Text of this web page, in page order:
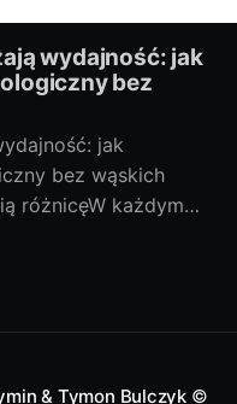
wydajność: jak
bez
jak
bez wąskich
różnicęW każdym
przesunąć z
o tempie i
& Tymon Bulczyk©